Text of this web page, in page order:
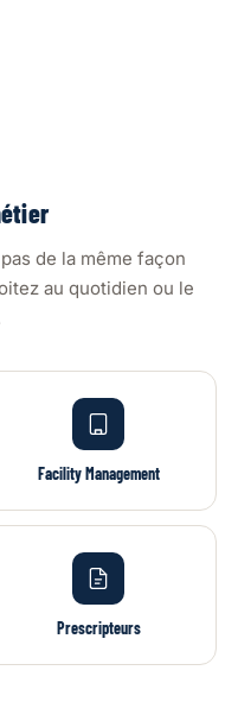
de la même façon
au quotidien ou le
Facility Management
Prescripteurs